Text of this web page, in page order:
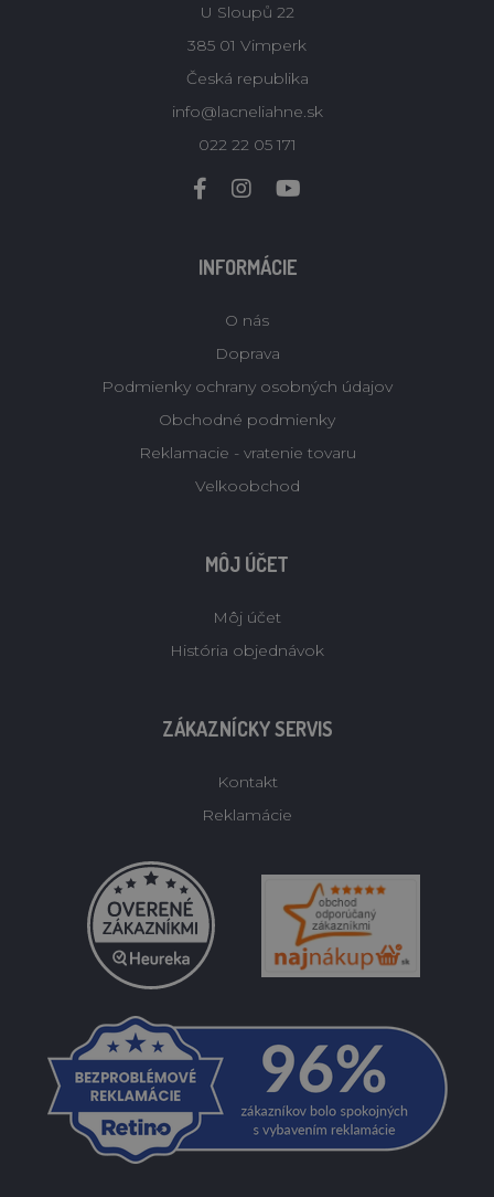
U Sloupů 22
385 01 Vimperk
Česká republika
info@lacneliahne.sk
022 22 05 171
INFORMÁCIE
O nás
Doprava
Podmienky ochrany osobných údajov
Obchodné podmienky
Reklamacie - vratenie tovaru
Velkoobchod
MÔJ ÚČET
Môj účet
História objednávok
ZÁKAZNÍCKY SERVIS
Kontakt
Reklamácie